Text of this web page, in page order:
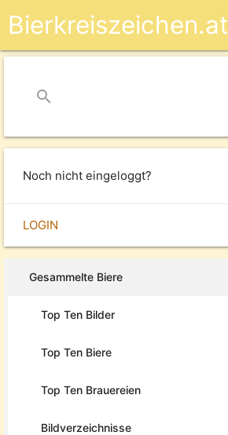
Bierkreiszeichen.at
search
Noch nicht eingeloggt?
LOGIN
Gesammelte Biere
Top Ten Bilder
Top Ten Biere
Top Ten Brauereien
Bildverzeichnisse